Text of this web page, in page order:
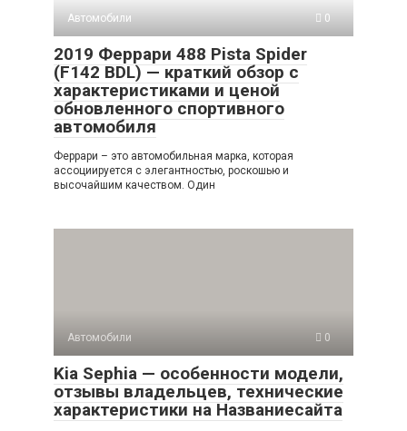
Автомобили
0
2019 Феррари 488 Pista Spider
(F142 BDL) — краткий обзор с
характеристиками и ценой
обновленного спортивного
автомобиля
Феррари – это автомобильная марка, которая
ассоциируется с элегантностью, роскошью и
высочайшим качеством. Один
Автомобили 0
Kia Sephia — особенности модели,
отзывы владельцев, технические
характеристики на Названиесайта